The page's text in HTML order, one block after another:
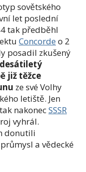
sovětského
let poslední
tak předběhl
Concorde o 2
posadil zkušený
již těžce
ze své Volhy
letiště. Jen
nakonecSSSR
vyhrál.
donutili
a vědecké